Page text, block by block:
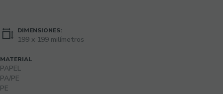
DIMENSIONES:
199 x 199 milímetros
MATERIAL
PAPEL
PA/PE
PE